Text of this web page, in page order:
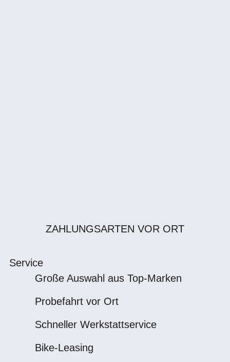
ZAHLUNGSARTEN VOR ORT
Service
Große Auswahl aus Top-Marken
Probefahrt vor Ort
Schneller Werkstattservice
Bike-Leasing